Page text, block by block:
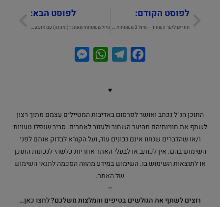
לפוסט הקודם:
חוזרים ליער השחור – טיול 3 משפחות בימי קורונה | המסלול של שני
לפוסט הבא:
טיול משפחתי מאתגר (ומהנה) עם ארבעה ילדים ביער השחור | ליהי
b
o
o
k
g
r
a
m
W
s
A
p
p
e
n
g
e
♥
התוכן הנ"ל נכתב ואושר לפרסום באדיבות המטיילים עצמם מתוך רצון
לשתף את חוויותיהם מהיער השחור ולעזור לאחרים. סביר שנפלו טעויות
ו/או שהדברים שנחוו אינם נכונים עוד, ועל הקורא לבדוק אותם לפני
השימוש בהם. אין לכותב או לבעלי האתר אחריות כלשהי לנכונות התוכן
או לתוצאות השימוש בו. השימוש במידע מהווה הסכמה לתנאי השימוש
של האתר.
–
רוצים לשתף את הגולשים בטיפים והמלצות משלכם?לחצו כאן…